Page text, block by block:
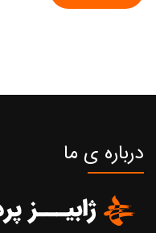
درباره ی ما